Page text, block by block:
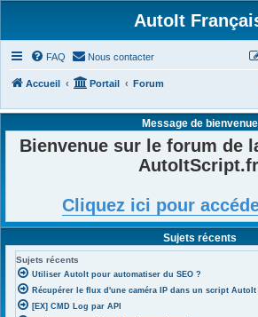
AutoIt
FAQ Nous contacter
Accueil Portail Forum
Message de bienvenue
Bienvenue sur le forum de
AutoItScript.fr
Cliquez ici pour
Sujets récents
Sujets récents
Utiliser AutoIt pour automatiser du SEO ?
Récupérer le flux d'une caméra IP dans un script AutoIt
[EX] CMD Log par API